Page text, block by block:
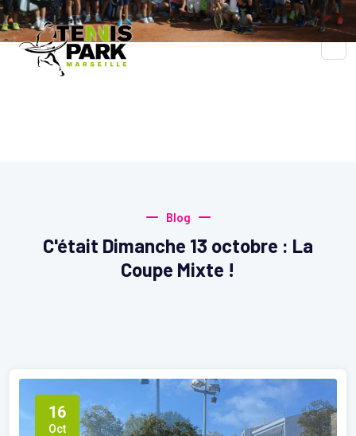
Blog
C'était Dimanche 13 octobre : La
Coupe Mixte !
16
Oct